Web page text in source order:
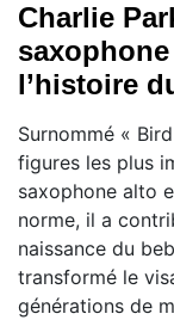
Charlie
l’histoire
Surnommé «
figures les plus
saxophone alto
norme, il a
naissance du
transformé le
générations de